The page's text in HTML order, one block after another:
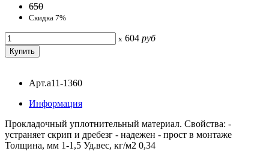
650
Скидка 7%
x 604 руб
Арт.a11-1360
Информация
Прокладочный уплотнительный материал. Свойства: -
устраняет скрип и дребезг - надежен - прост в монтаже
Толщина, мм 1-1,5 Уд.вес, кг/м2 0,34